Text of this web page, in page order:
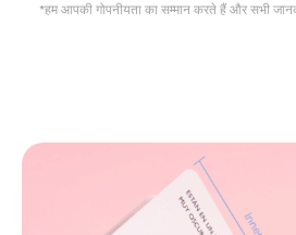
*हम आपकी गोपनीयता का सम्मान करते हैं और सभी